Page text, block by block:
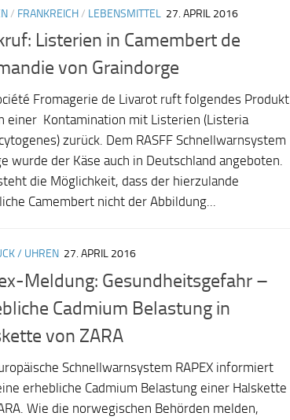
/ FRANKREICH/ LEBENSMITTEL 27. APRIL 2016
Listerien in Camembert de
von Graindorge
Fromagerie de Livarot ruft folgendes Produkt
einer Kontamination mit Listerien (Listeria
zurück. Dem RASFF Schnellwarnsystem
wurde der Käse auch in Deutschland angeboten.
die Möglichkeit, dass der hierzulande
Camembert nicht der Abbildung...
/ UHREN 27. APRIL 2016
Meldung: Gesundheitsgefahr –
Cadmium Belastung in
von ZARA
Schnellwarnsystem RAPEX informiert
erhebliche Cadmium Belastung einer Halskette
Wie die norwegischen Behörden melden,